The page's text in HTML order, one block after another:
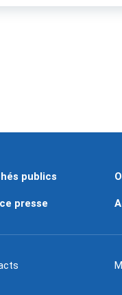
publics
presse